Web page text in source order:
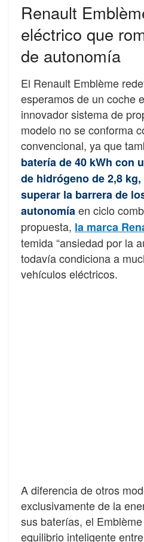
Renault
eléctrico que
de autonomía
El Renault Emblème
esperamos de un coche
innovador sistema de
modelo no se conforma
convencional, ya que
batería de 40 kWh con
de hidrógeno de 2,8
superar la barrera de
autonomíaen ciclo
propuesta, la marca
temida “ansiedad por la
todavía condiciona a
vehículos eléctricos.
A diferencia de otros
exclusivamente de la
sus baterías, el
equilibrio inteligente